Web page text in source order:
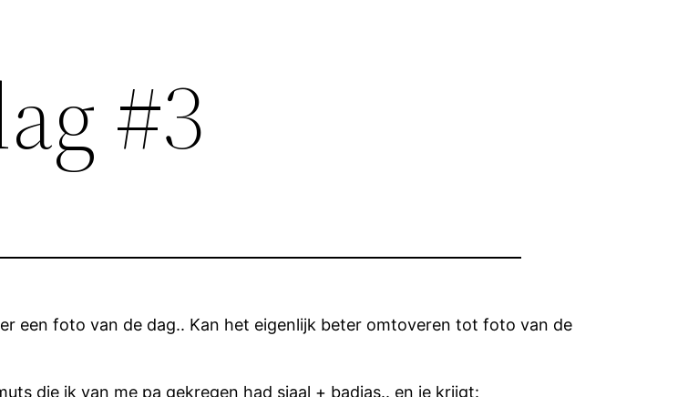
#3
een foto van de dag.. Kan het eigenlijk beter omtoveren tot foto van de
die ik van me pa gekregen had sjaal + badjas.. en je krijgt: